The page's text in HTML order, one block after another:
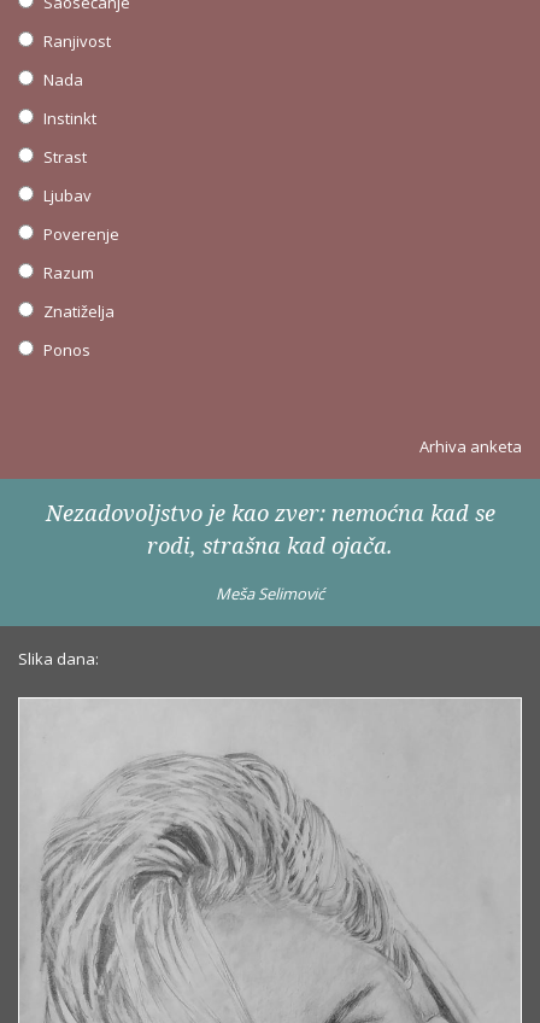
Ranjivost
Nada
Instinkt
Strast
Ljubav
Poverenje
Razum
Znatiželja
Ponos
Arhiva anketa
Nezadovoljstvo je kao zver: nemoćna kad se
rodi, strašna kad ojača.
Meša Selimović
Slika dana: